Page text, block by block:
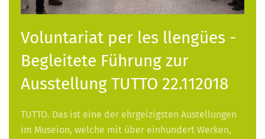
Voluntariat per les llengües -
Begleitete Führung zur
Ausstellung TUTTO 22.112018
TUTTO. Das ist eine der ehrgeizigsten Austellungen
im Museion, welche mit über einhundert Werken,